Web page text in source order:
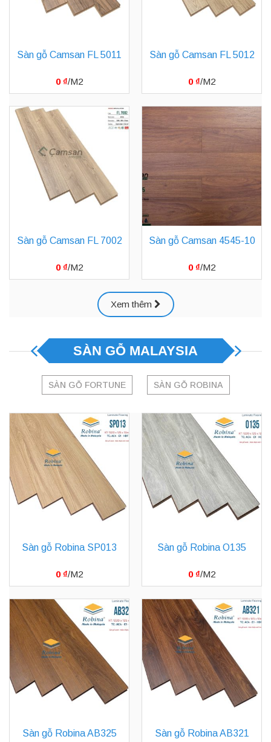
Sàn gỗ Camsan FL 5011
0 ₫
Sàn gỗ Camsan FL 5012
0 ₫
Sàn gỗ Camsan FL 7002
0 ₫
Sàn gỗ Camsan 4545-10
0 ₫
Xem thêm
SÀN GỖ MALAYSIA
SÀN GỖ FORTUNE SÀN GỖ ROBINA
Sàn gỗ Robina SP013
0 ₫
Sàn gỗ Robina O135
0 ₫
Sàn gỗ Robina AB325 Sàn gỗ Robina AB321